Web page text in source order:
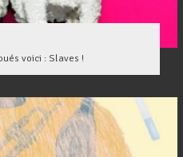
voici : Slaves !